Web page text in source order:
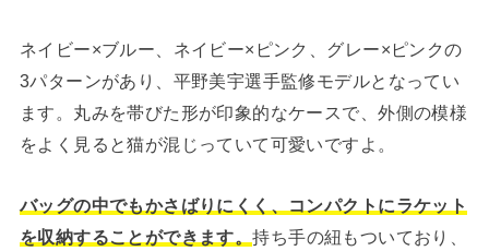
ネイビー×ブルー、ネイビー×ピンク、グレー×ピンクの
3パターンがあり、平野美宇選手監修モデルとなってい
ます。丸みを帯びた形が印象的なケースで、外側の模様
をよく見ると猫が混じっていて可愛いですよ。
バッグの中でもかさばりにくく、コンパクトにラケット
を収納することができます。持ち手の紐もついており、